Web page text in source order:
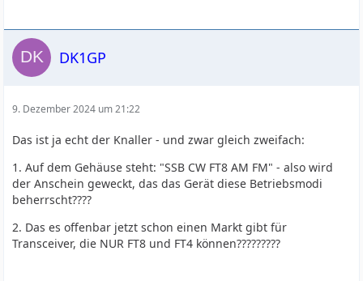
DK1GP
9. Dezember 2024 um 21:22
Das ist ja echt der Knaller - und zwar gleich zweifach:
1. Auf dem Gehäuse steht: "SSB CW FT8 AM FM" - also wird
der Anschein geweckt, das das Gerät diese Betriebsmodi
beherrscht????
2. Das es offenbar jetzt schon einen Markt gibt für
Transceiver, die NUR FT8 und FT4 können?????????